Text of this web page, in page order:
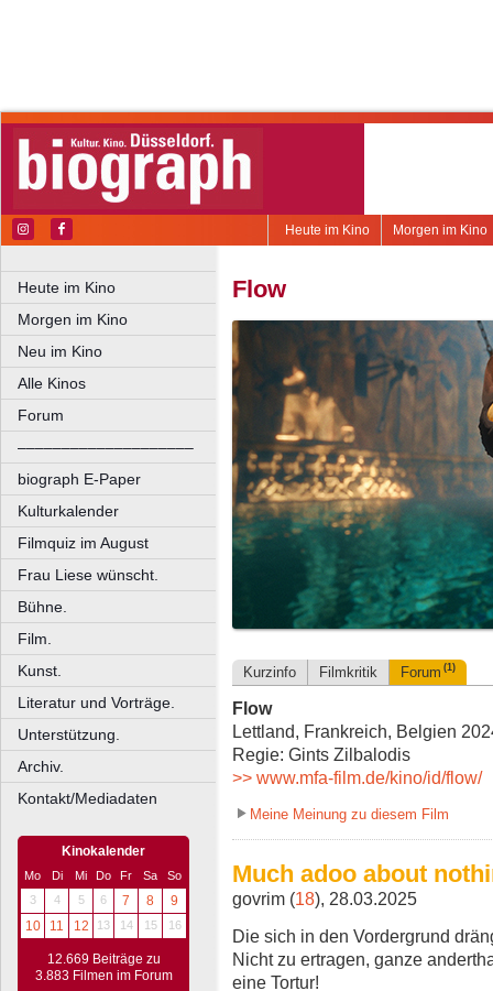
Morgen im Kino
Heute im Kino
Heute im Kino
Morgen im Kino
Neu im Kino
Alle Kinos
Forum
––––––––––––––––––––
biograph E-Paper
Kulturkalender
Filmquiz im August
Frau Liese wünscht.
Bühne.
Film.
Kunst.
Literatur und Vorträge.
Unterstützung.
Archiv.
Kontakt/Mediadaten
Kinokalender
Mo Di Mi Do Fr Sa
So
3
4 5 6 7 8
9
10
11 12 13 14 15 16
12.669 Beiträge zu
3.883 Filmen im Forum
Flow
Kurzinfo Filmkritik Forum (1)
Flow
Lettland, Frankreich, Belgien
Regie: Gints Zilbalodis
>> www.mfa-film.de/kino/id/flow/
Meine Meinung zu diesem Film
Much adoo about
govrim (18), 28.03.2025
Die sich in den Vordergrund
Nicht zu ertragen, ganze
eine Tortur!